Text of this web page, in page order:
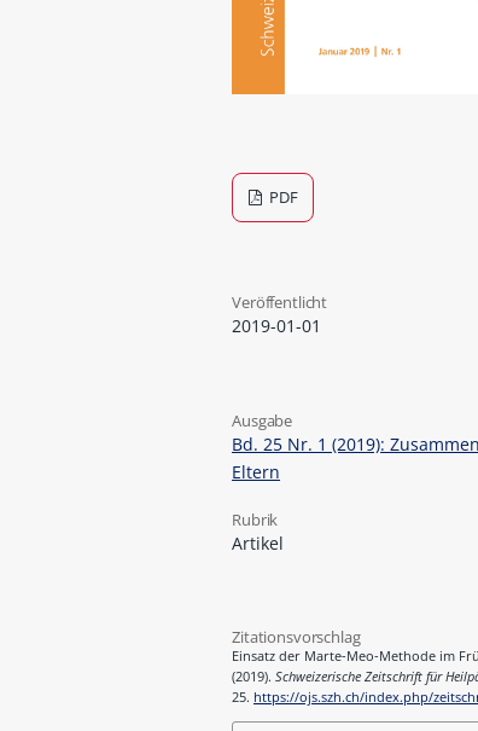
PDF
Veröffentlicht
2019-01-01
Ausgabe
Bd. 25 Nr. 1 (2019):
Eltern
Rubrik
Artikel
Zitationsvorschlag
Einsatz der Marte-Meo-Methode im
(2019).Schweizerische Zeitschrift für
25. https://ojs.szh.ch/index.php/